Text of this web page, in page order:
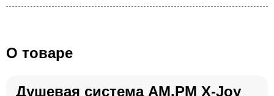
О товаре
Душевая система AM.PM X-Joy